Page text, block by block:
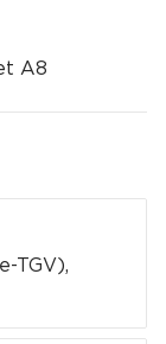
A8
TGV),